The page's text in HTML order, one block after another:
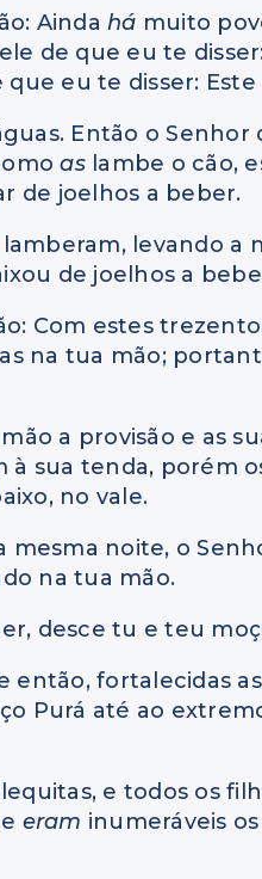
Aindahá muito
de que eu te
eu te disser:
Então o
as lambe o cão,
de joelhos a beber.
levando
de joelhos a
Com estes
na tua mão;
a provisão e as
à sua tenda, porém
no vale.
mesma noite, o
na tua mão.
desce tu e teu
então, fortalecidas
Purá até ao
e todos os
eram inumeráveis